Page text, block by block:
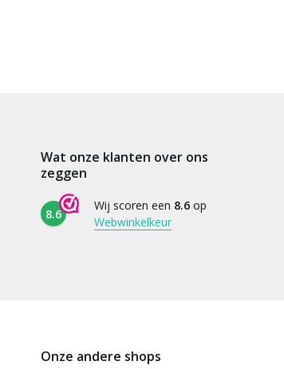
Wat onze klanten over ons
zeggen
8.6
Wij scoren een 8.6 op
Webwinkelkeur
Onze andere shops